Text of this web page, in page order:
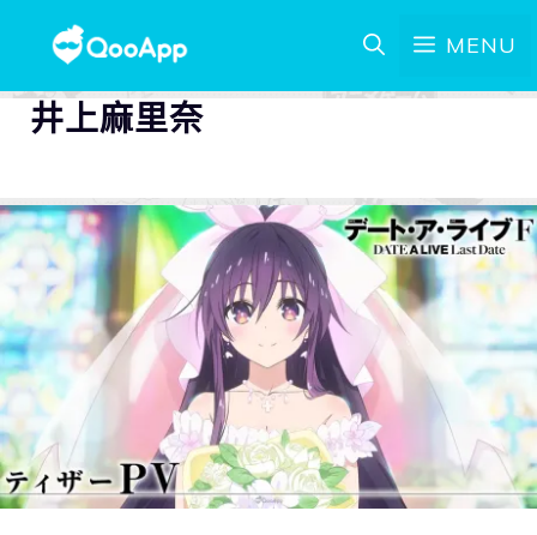
MENU
井上麻里奈